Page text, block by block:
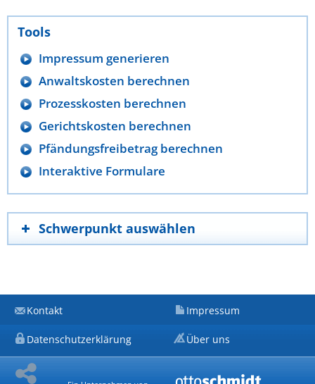
Tools
Impressum generieren
Anwaltskosten berechnen
Prozesskosten berechnen
Gerichtskosten berechnen
Pfändungsfreibetrag berechnen
Interaktive Formulare
Schwerpunkt auswählen
Kontakt Impressum
Datenschutzerklärung Über uns